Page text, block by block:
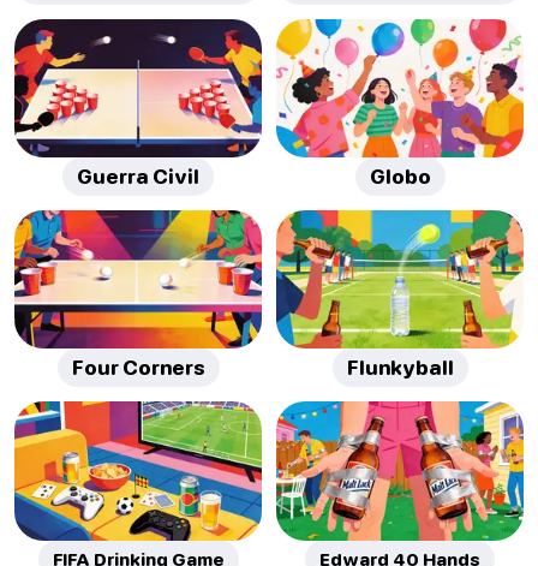
Guerra Civil Globo
Four Corners Flunkyball
FIFA Drinking Game Edward 40 Hands